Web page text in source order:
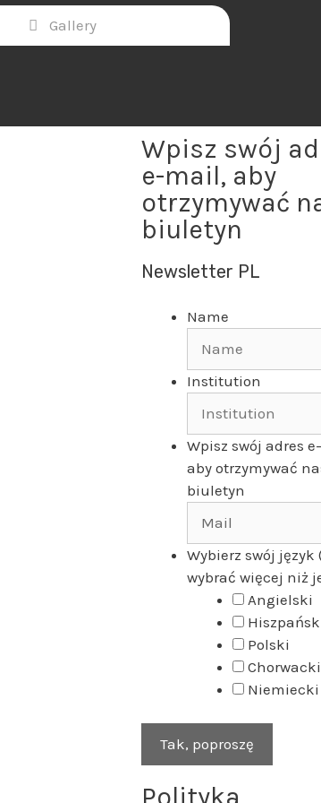
Gallery
Wpisz swój
e-mail, aby
otrzymywać
biuletyn
Newsletter PL
Name
Institution
Wpisz swój adres
aby otrzymywać
biuletyn
Wybierz swój język
wybrać więcej niż
Angielski
Polski
Chorwacki
Niemiecki